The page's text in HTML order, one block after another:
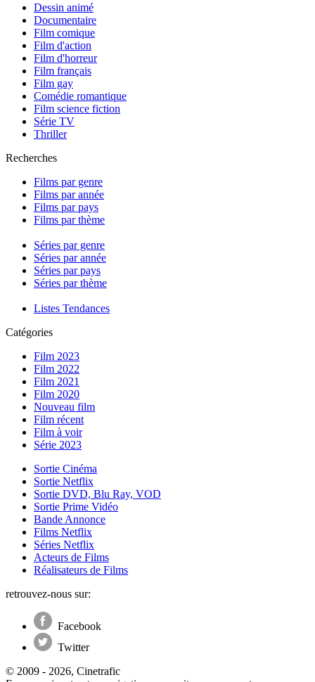
Dessin animé
Documentaire
Film comique
Film d'action
Film d'horreur
Film français
Film gay
Comédie romantique
Film science fiction
Série TV
Thriller
Recherches
Films par genre
Films par année
Films par pays
Films par thème
Séries par genre
Séries par année
Séries par pays
Séries par thème
Listes Tendances
Catégories
Film 2023
Film 2022
Film 2021
Film 2020
Nouveau film
Film récent
Film à voir
Série 2023
Sortie Cinéma
Sortie Netflix
Sortie DVD, Blu Ray, VOD
Sortie Prime Vidéo
Bande Annonce
Films Netflix
Séries Netflix
Acteurs de Films
Réalisateurs de Films
retrouvez-nous sur:
Facebook
Twitter
© 2009 - 2026, Cinetrafic